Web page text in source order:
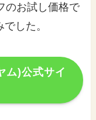
のお試し価格で
した。
ム)公式サイ